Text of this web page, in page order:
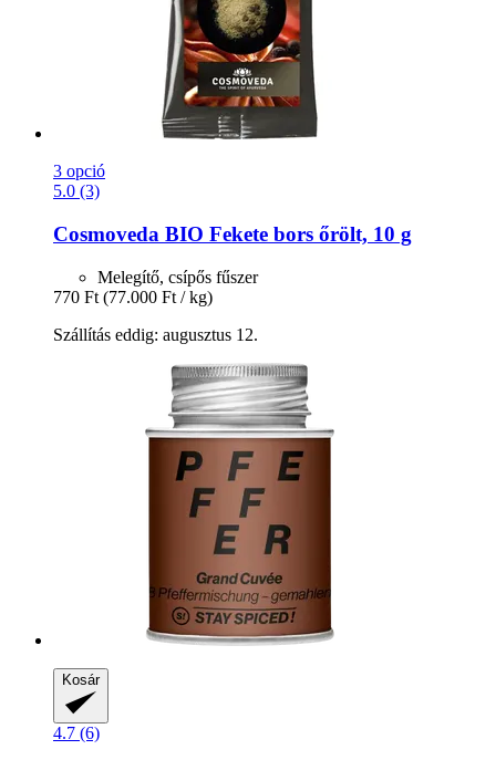
3 opció
5.0 (3)
Cosmoveda BIO Fekete bors őrölt, 10 g
Melegítő, csípős fűszer
770 Ft (77.000 Ft / kg)
Szállítás eddig: augusztus 12.
Kosár
4.7 (6)